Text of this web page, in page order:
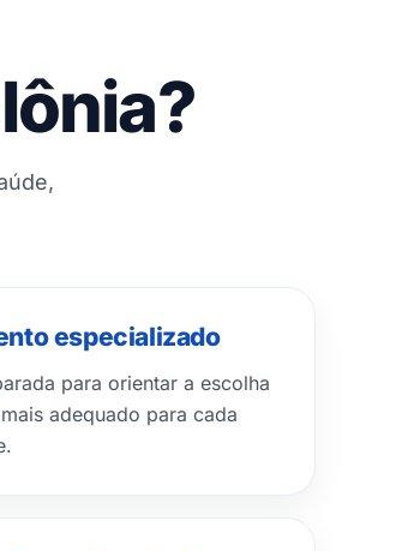
especializado
para orientar a escolha
adequado para cada